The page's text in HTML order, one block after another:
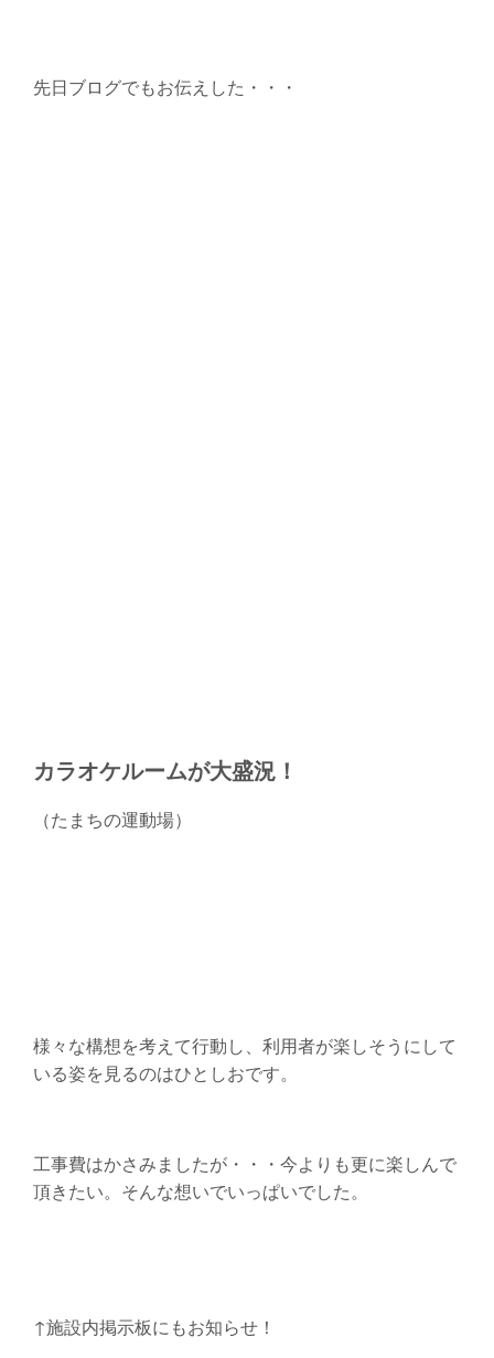
先日ブログでもお伝えした・・・
カラオケルームが大盛況！
（たまちの運動場）
様々な構想を考えて行動し、利用者が楽しそうにして
いる姿を見るのはひとしおです。
工事費はかさみましたが・・・今よりも更に楽しんで
頂きたい。そんな想いでいっぱいでした。
↑施設内掲示板にもお知らせ！